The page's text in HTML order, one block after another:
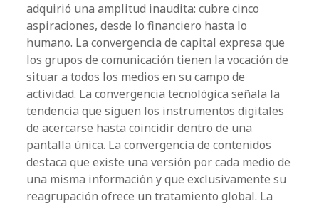
adquirió una amplitud inaudita: cubre cinco
aspiraciones, desde lo financiero hasta lo
humano. La convergencia de capital expresa que
los grupos de comunicación tienen la vocación de
situar a todos los medios en su campo de
actividad. La convergencia tecnológica señala la
tendencia que siguen los instrumentos digitales
de acercarse hasta coincidir dentro de una
pantalla única. La convergencia de contenidos
destaca que existe una versión por cada medio de
una misma información y que exclusivamente su
reagrupación ofrece un tratamiento global. La